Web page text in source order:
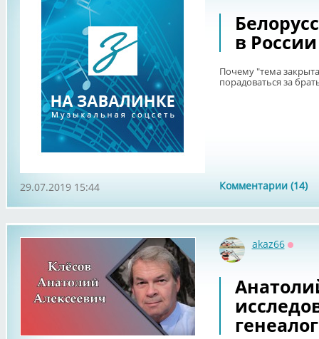
в
Почему "тема
порадоваться за
Комментарии (14)
29.07.2019 15:44
akaz66